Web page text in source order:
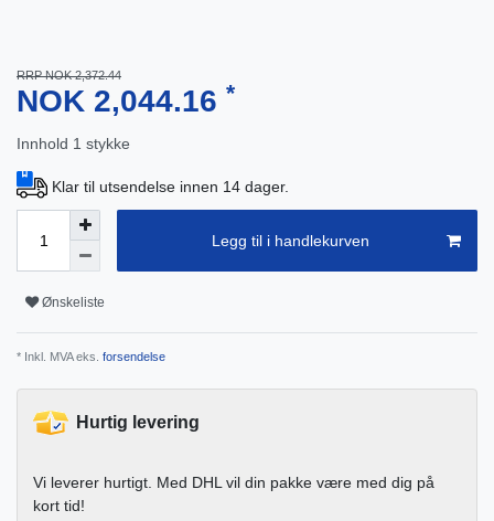
RRP NOK 2,372.44
NOK 2,044.16 *
Innhold 1 stykke
Klar til utsendelse innen 14 dager.
Legg til i handlekurven
Ønskeliste
* Inkl. MVA eks. forsendelse
Hurtig levering
Vi leverer hurtigt. Med DHL vil din pakke være med dig på
kort tid!